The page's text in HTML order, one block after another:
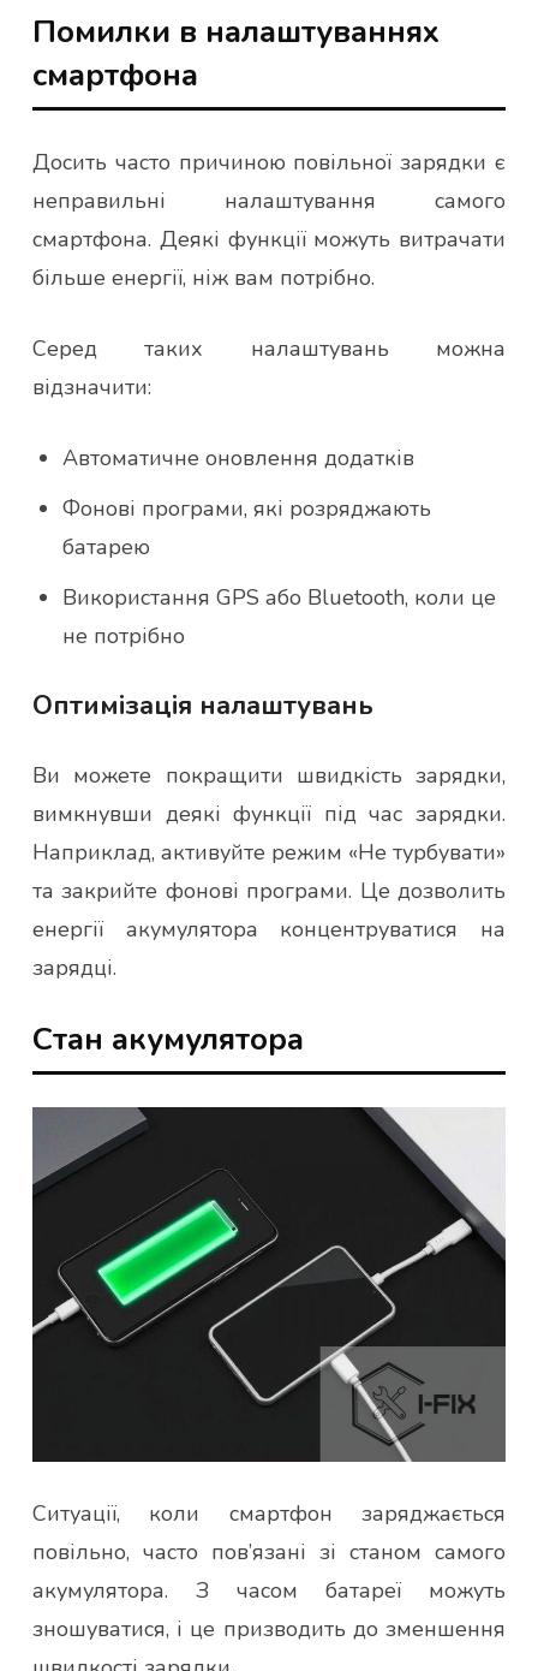
Помилки в налаштуваннях
смартфона
Досить часто причиною повільної зарядки є
неправильні налаштування самого
смартфона. Деякі функції можуть витрачати
більше енергії, ніж вам потрібно.
Серед таких налаштувань можна
відзначити:
Автоматичне оновлення додатків
Фонові програми, які розряджають
батарею
Використання GPS або Bluetooth, коли це
не потрібно
Оптимізація налаштувань
Ви можете покращити швидкість зарядки,
вимкнувши деякі функції під час зарядки.
Наприклад, активуйте режим «Не турбувати»
та закрийте фонові програми. Це дозволить
енергії акумулятора концентруватися на
зарядці.
Стан акумулятора
Ситуації, коли смартфон заряджається
повільно, часто пов’язані зі станом самого
акумулятора. З часом батареї можуть
зношуватися, і це призводить до зменшення